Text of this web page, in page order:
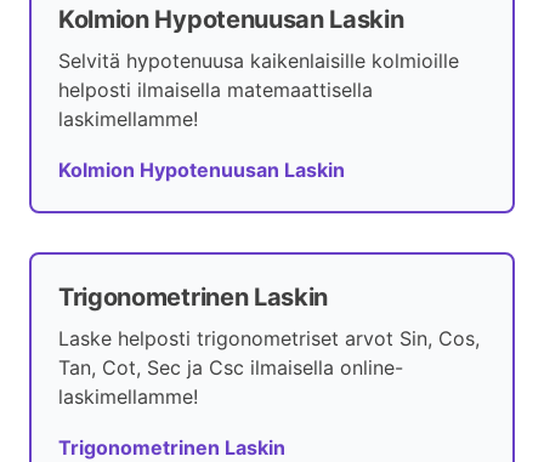
Kolmion Hypotenuusan Laskin
Selvitä hypotenuusa kaikenlaisille kolmioille
helposti ilmaisella matemaattisella
laskimellamme!
Kolmion Hypotenuusan Laskin
Trigonometrinen Laskin
Laske helposti trigonometriset arvot Sin, Cos,
Tan, Cot, Sec ja Csc ilmaisella online-
laskimellamme!
Trigonometrinen Laskin